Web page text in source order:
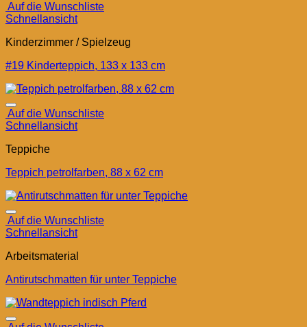
Auf die Wunschliste
Schnellansicht
Kinderzimmer / Spielzeug
#19 Kinderteppich, 133 x 133 cm
Auf die Wunschliste
Schnellansicht
Teppiche
Teppich petrolfarben, 88 x 62 cm
Auf die Wunschliste
Schnellansicht
Arbeitsmaterial
Antirutschmatten für unter Teppiche